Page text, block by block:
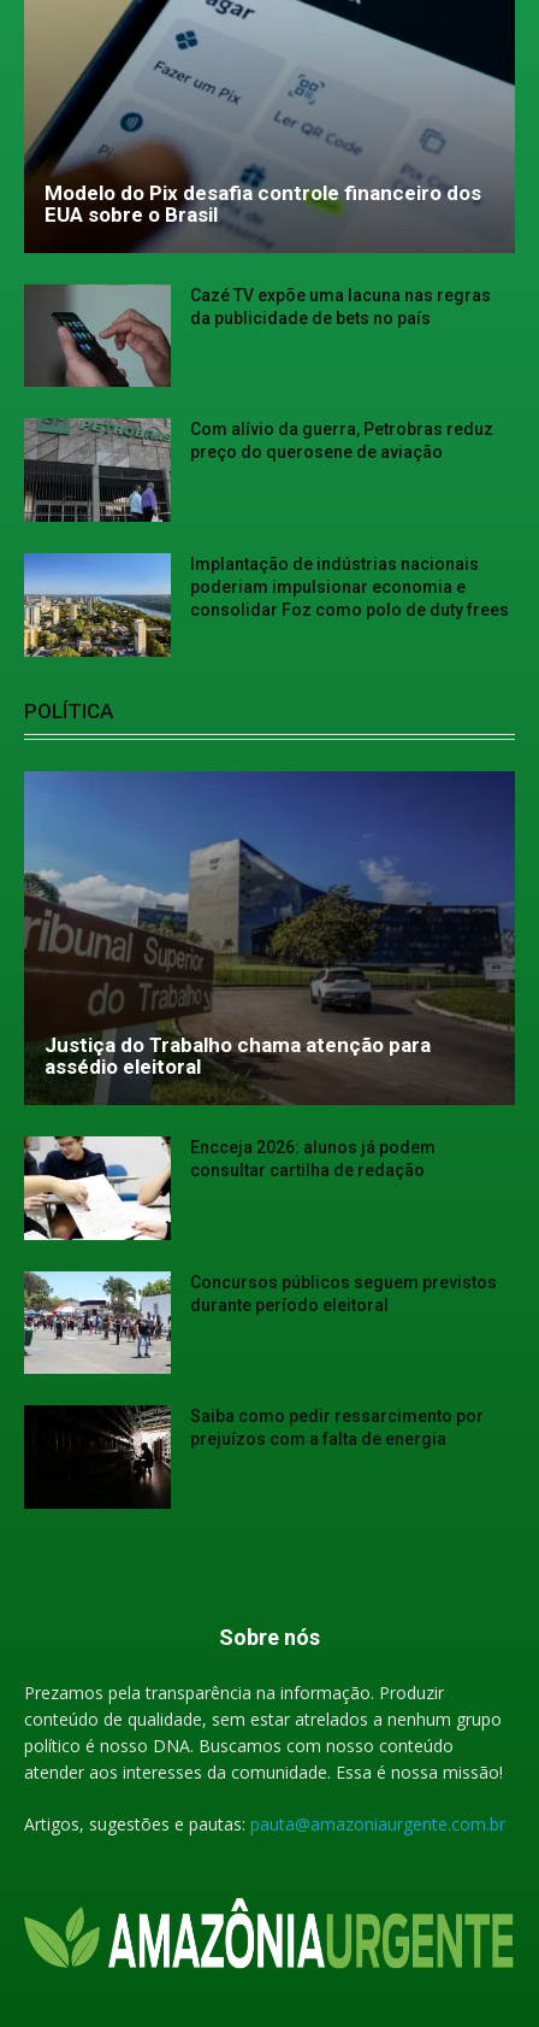
Modelo do Pix desafia controle financeiro dos
EUA sobre o Brasil
Cazé TV expõe uma lacuna nas regras
da publicidade de bets no país
Com alívio da guerra, Petrobras reduz
preço do querosene de aviação
Implantação de indústrias nacionais
poderiam impulsionar economia e
consolidar Foz como polo de duty frees
POLÍTICA
Justiça do Trabalho chama atenção para
assédio eleitoral
Encceja 2026: alunos já podem
consultar cartilha de redação
Concursos públicos seguem previstos
durante período eleitoral
Saiba como pedir ressarcimento por
prejuízos com a falta de energia
Sobre nós
Prezamos pela transparência na informação. Produzir
conteúdo de qualidade, sem estar atrelados a nenhum grupo
político é nosso DNA. Buscamos com nosso conteúdo
atender aos interesses da comunidade. Essa é nossa missão!
Artigos, sugestões e pautas: pauta@amazoniaurgente.com.br